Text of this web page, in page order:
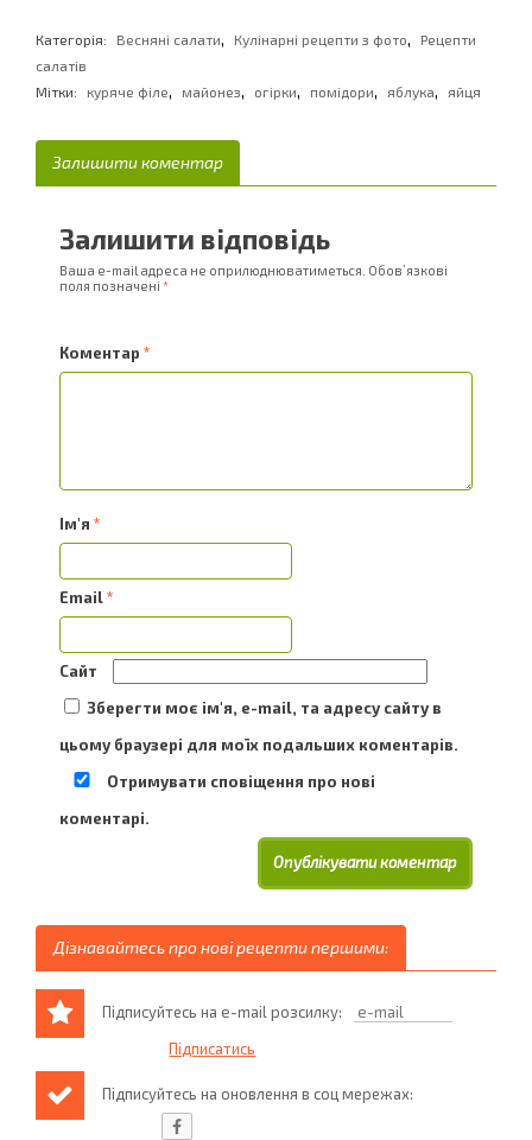
Категорія: Весняні салати, Кулінарні рецепти з фото,
Рецепти
салатів
Мітки:
куряче філе, майонез, огірки, помідори, яблука, яйця
Залишити коментар
Залишити відповідь
Ваша e-mail адреса не оприлюднюватиметься. Обов’язкові
поля позначені *
Коментар *
Ім'я *
Email*
Сайт
Зберегти моє ім'я, e-mail, та адресу сайту в
цьому браузері для моїх подальших коментарів.
Отримувати сповіщення про нові
коментарі.
Дізнавайтесь про нові рецепти першими:
Підписуйтесь на e-mail розсилку:
Підписуйтесь на оновлення в соц мережах: